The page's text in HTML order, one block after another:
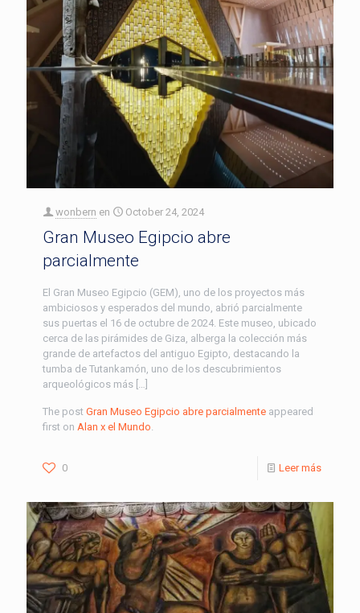
wonbern en October 24, 2024
Gran Museo Egipcio abre
parcialmente
El Gran Museo Egipcio (GEM), uno de los proyectos más
ambiciosos y esperados del mundo, abrió parcialmente
sus puertas el 16 de octubre de 2024. Este museo, ubicado
cerca de las pirámides de Giza, alberga la colección más
grande de artefactos del antiguo Egipto, destacando la
tumba de Tutankamón, uno de los descubrimientos
arqueológicos más […]
The post Gran Museo Egipcio abre parcialmente appeared
first on Alan x el Mundo.
0 Leer más